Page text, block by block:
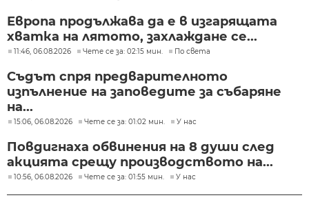
Европа продължава да е в изгарящата
хватка на лятото, захлаждане се...
11:46, 06.08.2026 Чете се за: 02:15 мин. По света
Съдът спря предварителното
изпълнение на заповедите за събаряне
на...
15:06, 06.08.2026 Чете се за: 01:02 мин. У нас
Повдигнаха обвинения на 8 души след
акцията срещу производството на...
10:56, 06.08.2026 Чете се за: 01:55 мин. У нас